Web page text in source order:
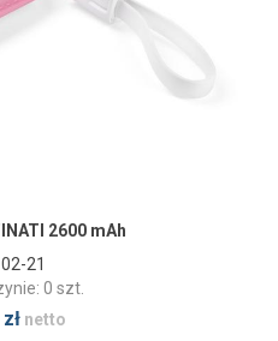
2600 mAh
21
0 szt.
netto